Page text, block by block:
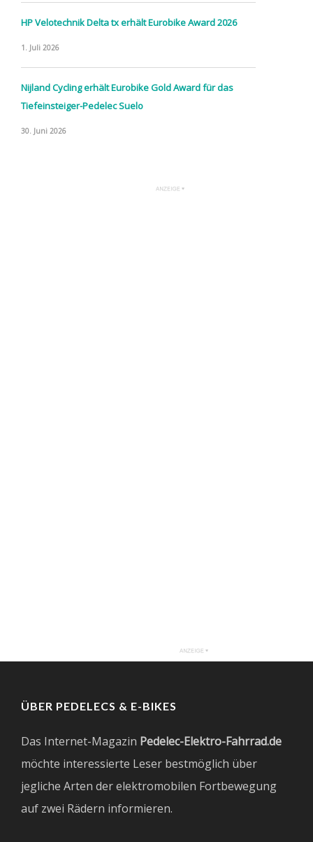
HP Velotechnik Delta tx erhält Eurobike Award 2026
1. Juli 2026
Nijland Cycling erhält Eurobike Gold Award für das
Tiefeinsteiger-Pedelec Suelo
30. Juni 2026
ÜBER PEDELECS & E-BIKES
Das Internet-Magazin Pedelec-Elektro-Fahrrad.de
möchte interessierte Leser bestmöglich über
jegliche Arten der elektromobilen Fortbewegung
auf zwei Rädern informieren.